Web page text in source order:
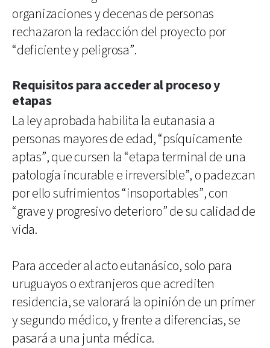
organizaciones y decenas de personas
rechazaron la redacción del proyecto por
“deficiente y peligrosa”.
Requisitos para acceder al proceso y
etapas
La ley aprobada habilita la eutanasia a
personas mayores de edad, “psíquicamente
aptas”, que cursen la “etapa terminal de una
patología incurable e irreversible”, o padezcan
por ello sufrimientos “insoportables”, con
“grave y progresivo deterioro” de su calidad de
vida.
Para acceder al acto eutanásico, solo para
uruguayos o extranjeros que acrediten
residencia, se valorará la opinión de un primer
y segundo médico, y frente a diferencias, se
pasará a una junta médica.